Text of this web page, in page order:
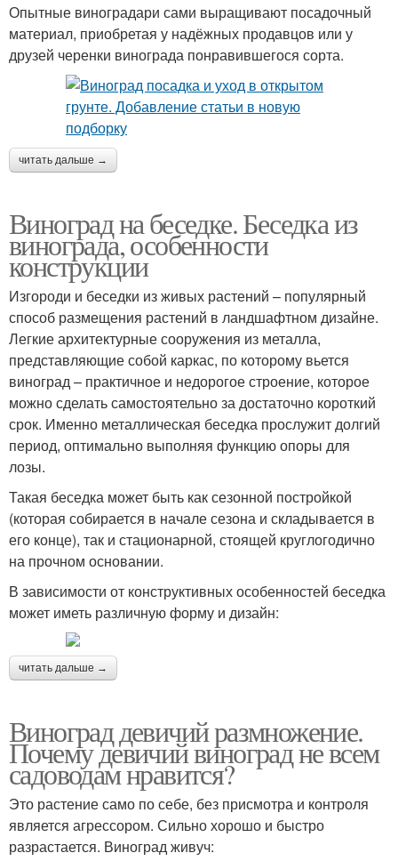
Опытные виноградари сами выращивают посадочный
материал, приобретая у надёжных продавцов или у
друзей черенки винограда понравившегося сорта.
читать дальше →
Виноград на беседке. Беседка из
винограда, особенности
конструкции
Изгороди и беседки из живых растений – популярный
способ размещения растений в ландшафтном дизайне.
Легкие архитектурные сооружения из металла,
представляющие собой каркас, по которому вьется
виноград – практичное и недорогое строение, которое
можно сделать самостоятельно за достаточно короткий
срок. Именно металлическая беседка прослужит долгий
период, оптимально выполняя функцию опоры для
лозы.
Такая беседка может быть как сезонной постройкой
(которая собирается в начале сезона и складывается в
его конце), так и стационарной, стоящей круглогодично
на прочном основании.
В зависимости от конструктивных особенностей беседка
может иметь различную форму и дизайн:
читать дальше →
Виноград девичий размножение.
Почему девичий виноград не всем
садоводам нравится?
Это растение само по себе, без присмотра и контроля
является агрессором. Сильно хорошо и быстро
разрастается. Виноград живуч: